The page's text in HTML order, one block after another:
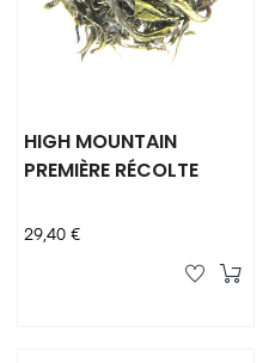
HIGH MOUNTAIN
PREMIÈRE RÉCOLTE
Prix
29,40 €